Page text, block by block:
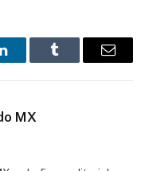
LinkedInTumblr
Correo
MX